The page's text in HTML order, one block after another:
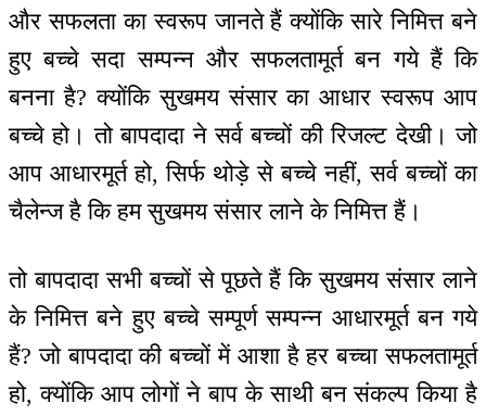
और सफलता का स्वरूप जानते हैं क्योंकि सारे निमित्त बने
हुए बच्चे सदा सम्पन्न और सफलतामूर्त बन गये हैं कि
बनना है? क्योंकि सुखमय संसार का आधार स्वरूप आप
बच्चे हो। तो बापदादा ने सर्व बच्चों की रिजल्ट देखी। जो
आप आधारमूर्त हो, सिर्फ थोड़े से बच्चे नहीं, सर्व बच्चों का
चैलेन्ज है कि हम सुखमय संसार लाने के निमित्त हैं।
तो बापदादा सभी बच्चों से पूछते हैं कि सुखमय संसार लाने
के निमित्त बने हुए बच्चे सम्पूर्ण सम्पन्न आधारमूर्त बन गये
हैं? जो बापदादा की बच्चों में आशा है हर बच्चा सफलतामूर्त
हो, क्योंकि आप लोगों ने बाप के साथी बन संकल्प किया है